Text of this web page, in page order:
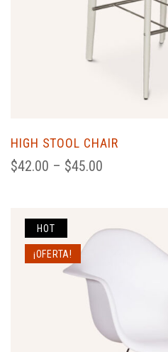
HIGH STOOL CHAIR
$42.00 – $45.00
HOT
¡OFERTA!